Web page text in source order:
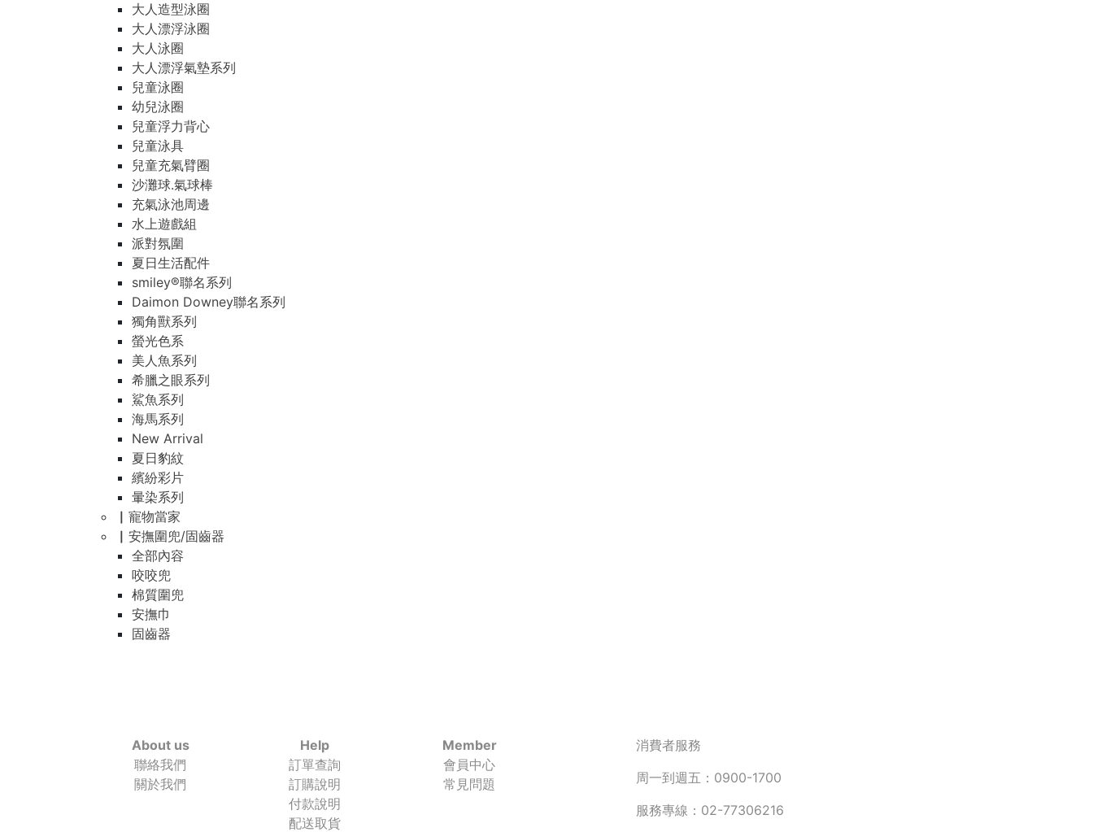
大人造型泳圈
大人漂浮泳圈
大人泳圈
大人漂浮氣墊系列
兒童泳圈
幼兒泳圈
兒童浮力背心
兒童泳具
兒童充氣臂圈
沙灘球.氣球棒
充氣泳池周邊
水上遊戲組
派對氛圍
夏日生活配件
smiley®聯名系列
Daimon Downey聯名系列
獨角獸系列
螢光色系
美人魚系列
希臘之眼系列
鯊魚系列
海馬系列
New Arrival
夏日豹紋
繽紛彩片
暈染系列
▏寵物當家
▏安撫圍兜/固齒器
全部內容
咬咬兜
棉質圍兜
安撫巾
固齒器
About us
聯絡我們
關於我們
Help
訂單查詢
訂購說明
付款說明
配送取貨
Member
會員中心
常見問題
消費者服務
周一到週五：0900-1700
服務專線：02-77306216